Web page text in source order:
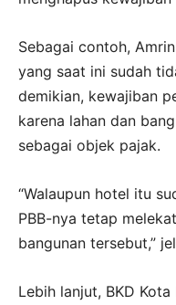
Sebagai contoh,
yang saat ini sudah
demikian, kewajiban
karena lahan dan
sebagai objek pajak.
“Walaupun hotel itu
PBB-nya tetap
bangunan tersebut,”
Lebih lanjut, BKD